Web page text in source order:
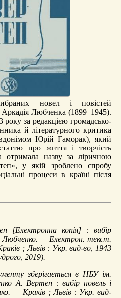
новел і повістей
Аркадія Любченка (1899–1945).
за редакцією громадсько-
й літературного критика
Юрій Гаморак), який
про життя і творчість
отримала назву за ліричною
у якій зроблено спробу
процеси в країні після
[Електронна копія] : вибір
Любченко. — Електрон. текст.
; Львів : Укр. вид-во, 1943
2019).
зберігається в НБУ ім.
А. Вертеп : вибір новель і
— Краків ; Львів : Укр. вид-